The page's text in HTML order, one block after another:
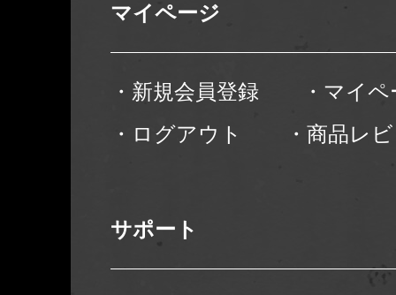
マイページ
・新規会員登録
・マイ
・ログアウト
・商品レ
サポート